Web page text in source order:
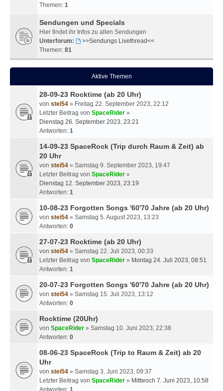
Themen: 1
Sendungen und Specials
Hier findet ihr Infos zu allen Sendungen
Unterforum:
>>Sendungs Livethread<<
Themen: 81
Aktive Themen
28-09-23 Rocktime (ab 20 Uhr)
von stei54 » Freitag 22. September 2023, 22:12
Letzter Beitrag von SpaceRider »
Dienstag 26. September 2023, 23:21
Antworten: 1
14-09-23 SpaceRock (Trip durch Raum & Zeit) ab
20 Uhr
von stei54 » Samstag 9. September 2023, 19:47
Letzter Beitrag von SpaceRider »
Dienstag 12. September 2023, 23:19
Antworten: 1
10-08-23 Forgotten Songs '60'70 Jahre (ab 20 Uhr)
von stei54 » Samstag 5. August 2023, 13:23
Antworten: 0
27-07-23 Rocktime (ab 20 Uhr)
von stei54 » Samstag 22. Juli 2023, 00:33
Letzter Beitrag von SpaceRider » Montag 24. Juli 2023, 08:51
Antworten: 1
20-07-23 Forgotten Songs '60'70 Jahre (ab 20 Uhr)
von stei54 » Samstag 15. Juli 2023, 13:12
Antworten: 0
Rocktime (20Uhr)
von SpaceRider » Samstag 10. Juni 2023, 22:38
Antworten: 0
08-06-23 SpaceRock (Trip to Raum & Zeit) ab 20
Uhr
von stei54 » Samstag 3. Juni 2023, 09:37
Letzter Beitrag von SpaceRider » Mittwoch 7. Juni 2023, 10:58
Antworten: 1